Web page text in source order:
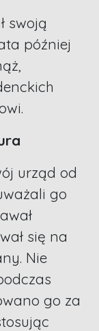
swoją
później
urząd od
go
się na
Nie
go za